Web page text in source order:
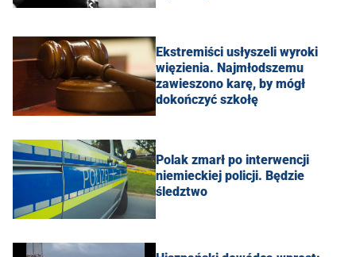
Ekstremiści usłyszeli wyroki
więzienia. Najmłodszemu
zawieszono karę, by mógł
dokończyć szkołę
Polak zmarł po interwencji
niemieckiej policji. Będzie
śledztwo